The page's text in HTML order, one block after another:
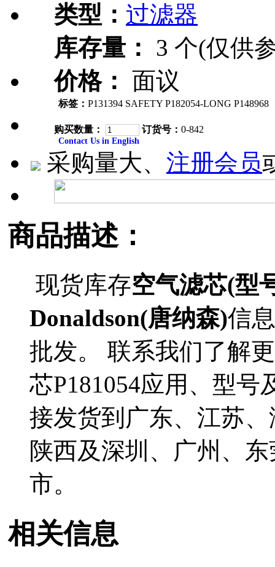
类型： 过滤器
库存量：
3 个(仅供
价格： 面议
标签： P131394 SAFETY P182054-LONG P148968
购买数量： 订货号： 0-842
Contact Us in English
采购量大、 注册会员
商品描述：
现货库存空气滤芯(型
Donaldson(唐纳森)信
批发。 联系我们了解
芯P181054应用、型号
接发货到广东、江苏
陕西及深圳、广州、
市。
相关信息